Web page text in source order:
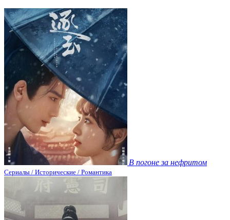
В погоне за нефритом
Сериалы / Исторические / Романтика